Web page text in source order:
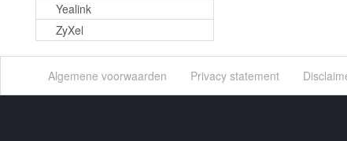
Yealink
ZyXel
Algemene voorwaarden Privacy statement